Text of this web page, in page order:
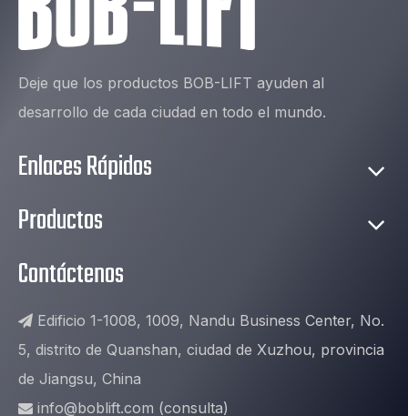
Deje que los productos BOB-LIFT ayuden al
desarrollo de cada ciudad en todo el mundo.
Enlaces Rápidos
Productos
Contáctenos
 Edificio 1-1008, 1009, Nandu Business Center, No.
5, distrito de Quanshan, ciudad de Xuzhou, provincia
de Jiangsu, China
 info@boblift.com (consulta)